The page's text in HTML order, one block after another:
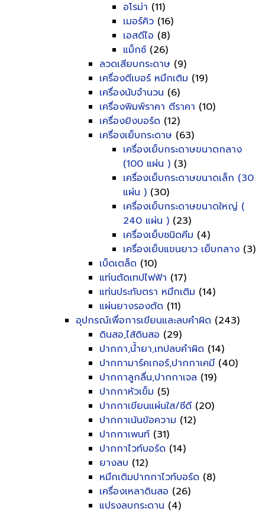
อโรม่า (11)
เมอร์คิว (16)
เอสดีไอ (8)
แม็กซ์ (26)
ลวดเสียบกระดาษ (9)
เครื่องตีเบอร์ หมึกเติม (19)
เครื่องนับจำนวน (6)
เครื่องพิมพ์ราคา ตีราคา (10)
เครื่องยิงบอร์ด (12)
เครื่องเย็บกระดาษ (63)
เครื่องเย็บกระดาษขนาดกลาง
(100 แผ่น ) (3)
เครื่องเย็บกระดาษขนาดเล็ก (30
แผ่น ) (30)
เครื่องเย็บกระดาษขนาดใหญ่ (
240 แผ่น ) (23)
เครื่องเย็บชนิดคีม (4)
เครื่องเย็บแขนยาว เย็บกลาง (3)
เบ็ดเตล็ด (10)
แท่นตัดเทปไฟฟ้า (17)
แท่นประทับตรา หมึกเติม (14)
แผ่นยางรองตัด (11)
อุปกรณ์เพื่อการเขียนและลบคำผิด (243)
ดินสอ,ไส้ดินสอ (29)
ปากกา,น้ำยา,เทปลบคำผิด (14)
ปากกามาร์คเกอร์,ปากกาเคมี (40)
ปากกาลูกลื่น,ปากกาเจล (19)
ปากกาหัวเข็ม (5)
ปากกาเขียนแผ่นใส/ซีดี (20)
ปากกาเน้นข้อความ (12)
ปากกาเพนท์ (31)
ปากกาไวท์บอร์ด (14)
ยางลบ (12)
หมึกเติมปากกาไวท์บอร์ด (8)
เครื่องเหลาดินสอ (26)
แปรงลบกระดาน (4)